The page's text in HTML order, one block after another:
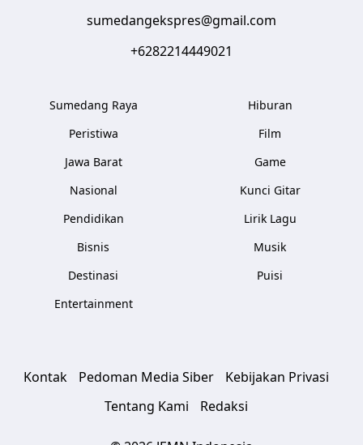
sumedangekspres@gmail.com
+6282214449021
Sumedang Raya
Peristiwa
Jawa Barat
Nasional
Pendidikan
Bisnis
Destinasi
Entertainment
Hiburan
Film
Game
Kunci Gitar
Lirik Lagu
Musik
Puisi
Kontak Pedoman Media Siber
Kebijakan Privasi
Tentang Kami
Redaksi